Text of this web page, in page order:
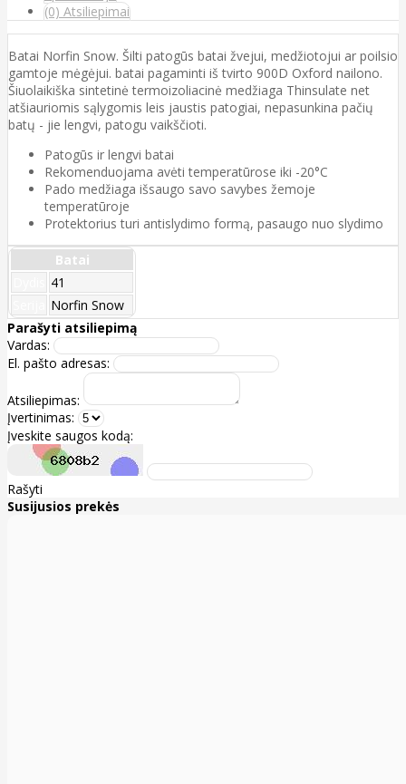
(0) Atsiliepimai
Batai Norfin Snow. Šilti patogūs batai žvejui, medžiotojui ar poilsio
gamtoje mėgėjui. batai pagaminti iš tvirto 900D Oxford nailono.
Šiuolaikiška sintetinė termoizoliacinė medžiaga Thinsulate net
atšiauriomis sąlygomis leis jaustis patogiai, nepasunkina pačių
batų - jie lengvi, patogu vaikščioti.
Patogūs ir lengvi batai
Rekomenduojama avėti temperatūrose iki -20°C
Pado medžiaga išsaugo savo savybes žemoje
temperatūroje
Protektorius turi antislydimo formą, pasaugo nuo slydimo
Batai
41
Norfin Snow
Parašyti atsiliepimą
Vardas:
El. pašto adresas:
Atsiliepimas:
Įvertinimas:
Įveskite saugos kodą:
Rašyti
Susijusios prekės